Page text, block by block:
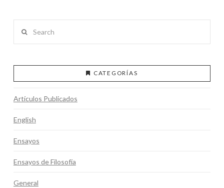
CATEGORÍAS
Artículos Publicados
English
Ensayos
Ensayos de Filosofía
General